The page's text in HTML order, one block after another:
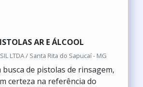
AR E ÁLCOOL
LTDA / Santa Rita do Sapucaí - MG
busca de pistolas de rinsagem,
certeza na referência do